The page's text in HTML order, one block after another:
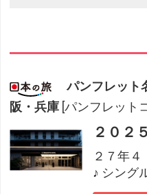
パンフレット
阪・兵庫 [パンフレット
２０２
２７年
♪ シング